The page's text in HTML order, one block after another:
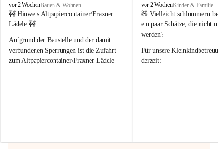
F
r
a
e
r
n
vor 2 WochenBauen & Wohnen
🚧 Hinweis Altpapiercontainer/Fraxner
Lädele 🚧
Aufgrund der Baustelle und der damit
verbundenen Sperrungen ist die Zufahrt
zum Altpapiercontainer/Fraxner Lädele
Hilfsbereitschaft!
F
r
a
x
r
n
vor 2 WochenKinder & Familie
🧸 Vielleicht schlummern
ein paar Schätze, die nicht
werden?
Für unsere
derzeit: